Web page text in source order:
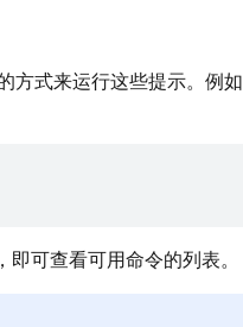
方式来运行这些提示。例
，即可查看可用命令的列表。